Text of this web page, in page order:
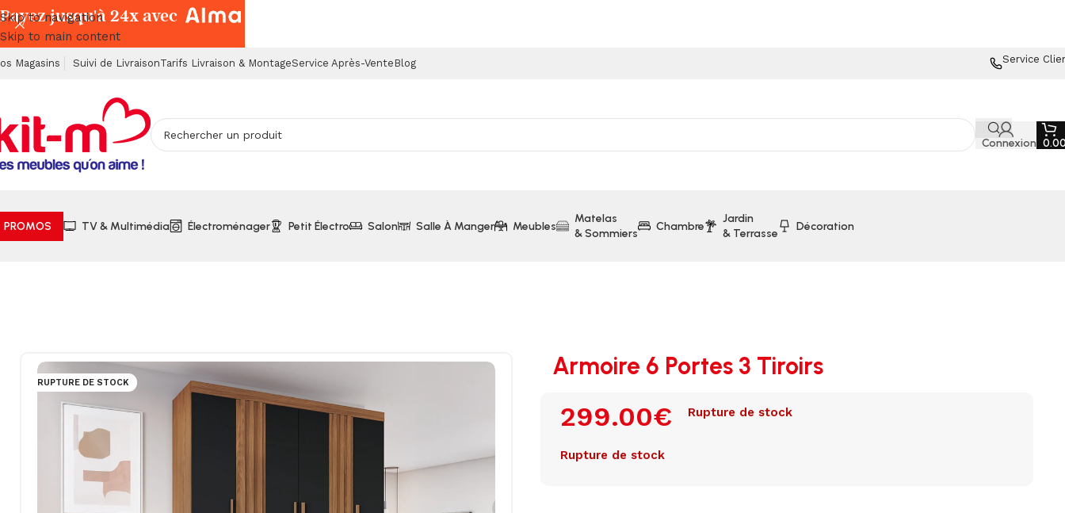
Skip to navigation
Skip to main content
Magasins Suivi de LivraisonTarifs Livraison & MontageService Après-Vente Blog Service
Connexion
PROMOS TV & Multimédia Électroménager Petit Électro Salon Salle À Manger Meubles
Matelas
& Sommiers
Chambre
Jardin
& Terrasse
Décoration
RUPTURE DE STOCK
Armoire 6 Portes 3 Tiroirs
299.00€ Rupture de stock
Rupture de stock
Payez jusqu'à 24x avec